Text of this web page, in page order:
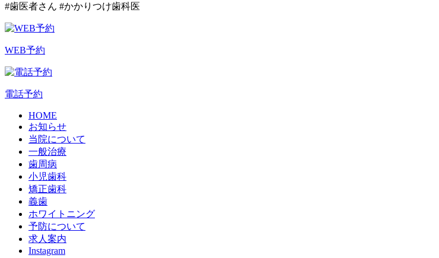
#歯医者さん #かかりつけ歯科医
WEB予約
電話予約
HOME
お知らせ
当院について
一般治療
歯周病
小児歯科
矯正歯科
義歯
ホワイトニング
予防について
求人案内
Instagram